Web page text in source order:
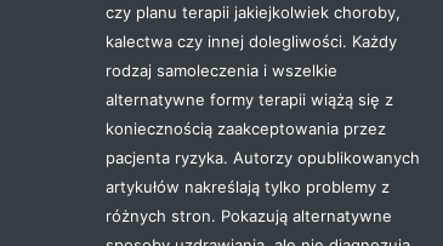
czy planu terapii jakiejkolwiek choroby,
kalectwa czy innej dolegliwości. Każdy
rodzaj samoleczenia i wszelkie
alternatywne formy terapii wiążą się z
koniecznością zaakceptowania przez
pacjenta ryzyka. Autorzy opublikowanych
artykułów nakreślają tylko problemy z
różnych stron. Pokazują alternatywne